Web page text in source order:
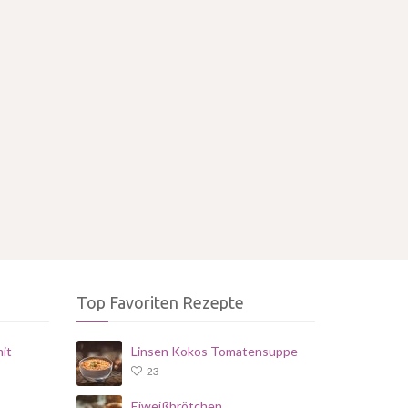
Top Favoriten Rezepte
Linsen Kokos Tomatensuppe
23